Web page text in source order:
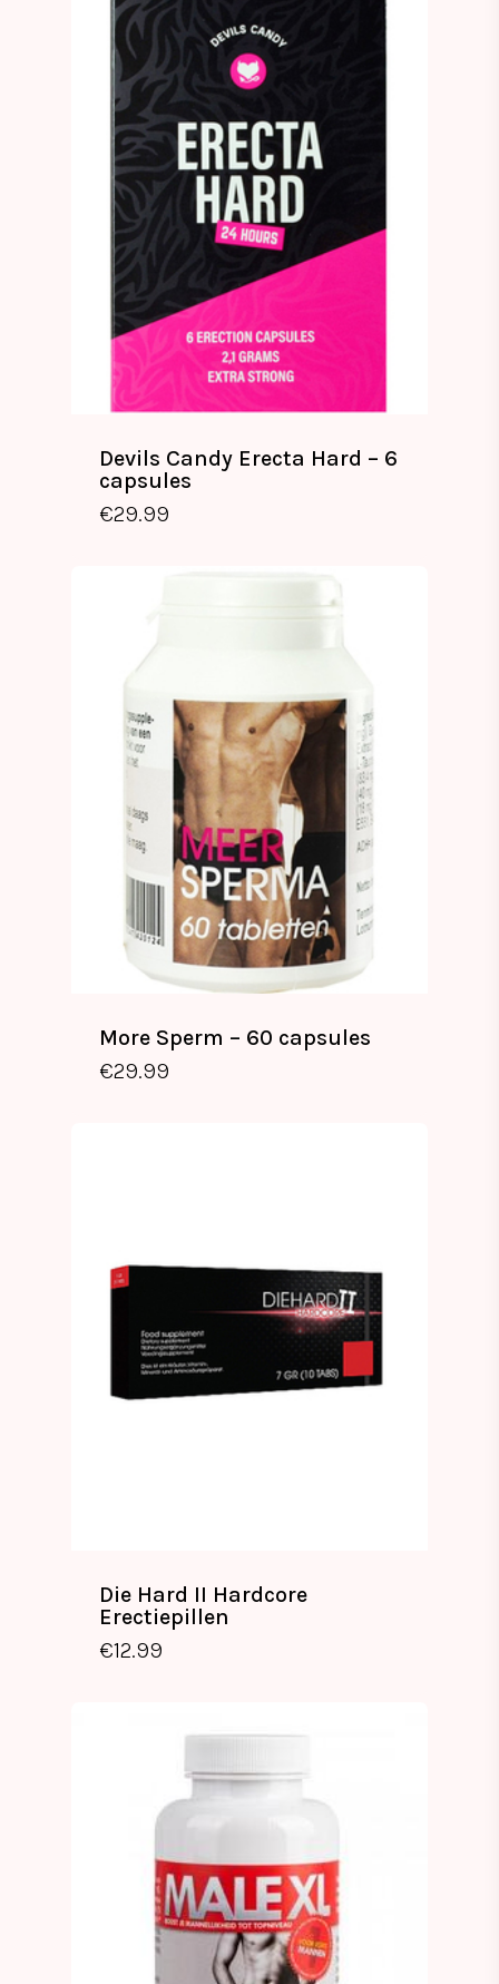
Devils Candy Erecta Hard – 6
capsules
€29.99
More Sperm – 60 capsules
€29.99
€ 29.99
Die Hard II Hardcore
Erectiepillen
€12.99